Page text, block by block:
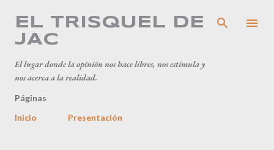
Ir al contenido principal
EL TRISQUEL DE
JAC
El lugar donde la opinión nos hace libres, nos estimula y
nos acerca a la realidad.
Páginas
Inicio
Presentación